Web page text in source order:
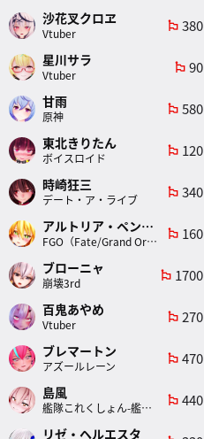
沙花叉クロヱ
Vtuber
emoji_flags 380
星川サラ
Vtuber
emoji_flags 90
甘雨
原神
emoji_flags 580
東北きりたん
ボイスロイド
emoji_flags 120
時崎狂三
デート・ア・ライブ
emoji_flags 340
アルトリア・ペンドラゴン(ランサー)
FGO（Fate/Grand Order）
emoji_flags 160
ブローニャ
崩壊3rd
emoji_flags 1700
百鬼あやめ
Vtuber
emoji_flags 270
ブレマートン
アズールレーン
emoji_flags 470
島風
艦隊これくしょん-艦これ-
emoji_flags 440
リゼ・ヘルエスタ